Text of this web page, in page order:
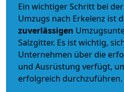
Ein wichtiger Schritt bei
Umzugs nach Erkelenz ist
zuverlässigen
Salzgitter. Es ist wichtig,
Unternehmen über die
und Ausrüstung verfügt,
erfolgreich durchzuführen.